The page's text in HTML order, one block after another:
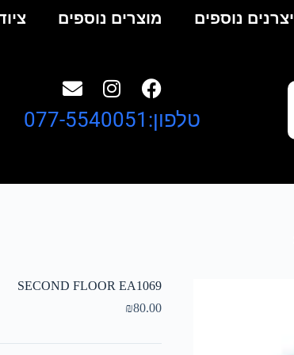
יצרנים נוספים מוצרים נוספים
טלפון:077-5540051
SECOND FLOOR EA1069
₪80.00